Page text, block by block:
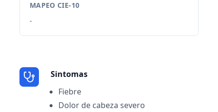
MAPEO CIE-10
-
Sintomas
Fiebre
Dolor de cabeza severo